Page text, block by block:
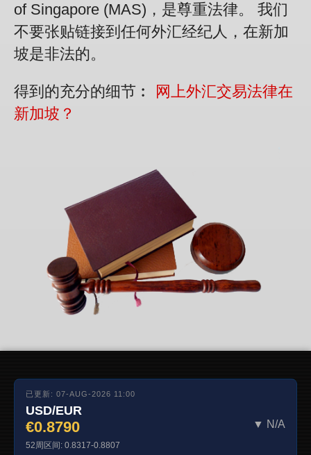
of Singapore (MAS)，是尊重法律。 我们
不要张贴链接到任何外汇经纪人，在新加
坡是非法的。
得到的充分的细节︰
网上外汇交易法律在
新加坡？
已更新: 07-AUG-2026 11:00
USD/EUR
€0.8790 ▼ N/A
52周区间: 0.8317-0.8807